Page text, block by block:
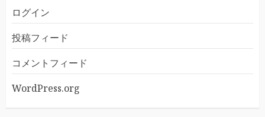
ログイン
投稿フィード
コメントフィード
WordPress.org